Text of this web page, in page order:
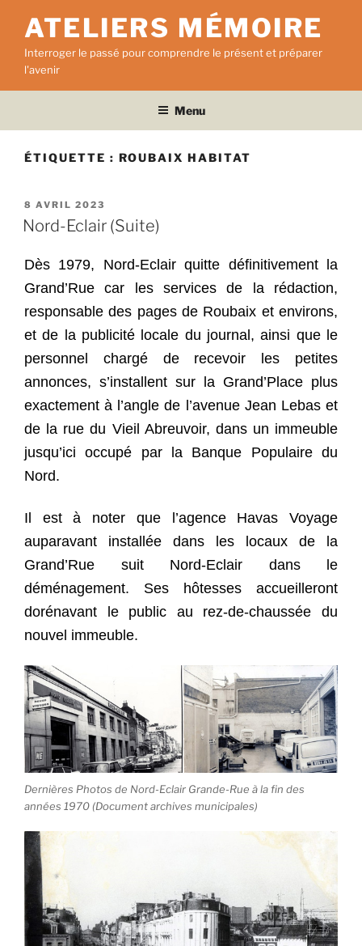
contenu
principal
ATELIERS MÉMOIRE
Interroger le passé pour comprendre le présent et préparer
l'avenir
Menu
ÉTIQUETTE : ROUBAIX HABITAT
PUBLIÉ
LE
8 AVRIL 2023
Nord-Eclair (Suite)
Dès 1979, Nord-Eclair quitte définitivement la
Grand’Rue car les services de la rédaction,
responsable des pages de Roubaix et environs,
et de la publicité locale du journal, ainsi que le
personnel chargé de recevoir les petites
annonces, s’installent sur la Grand’Place plus
exactement à l’angle de l’avenue Jean Lebas et
de la rue du Vieil Abreuvoir, dans un immeuble
jusqu’ici occupé par la Banque Populaire du
Nord.
Il est à noter que l’agence Havas Voyage
auparavant installée dans les locaux de la
Grand’Rue suit Nord-Eclair dans le
déménagement. Ses hôtesses accueilleront
dorénavant le public au rez-de-chaussée du
nouvel immeuble.
Dernières Photos de Nord-Eclair Grande-Rue à la fin des
années 1970 (Document archives municipales)